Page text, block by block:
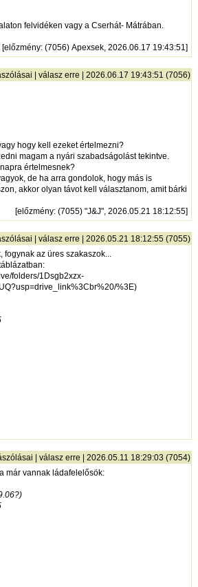
felvidéken vagy a Cserhát- Mátrában.
[előzmény: (7056) Apexsek, 2026.06.17 19:43:51]
|válasz erre | 2026.06.17 19:43:51 (7056)
hogy kell ezeket értelmezni?
magam a nyári szabadságolást tekintve.
értelmesnek?
de ha arra gondolok, hogy más is
akkor olyan távot kell választanom, amit bárki
[előzmény: (7055) "J&J", 2026.05.21 18:12:55]
|válasz erre | 2026.05.21 18:12:55 (7055)
az üres szakaszok...
folders/1Dsgb2xzx-
%3E)
|válasz erre | 2026.05.11 18:29:03 (7054)
már vannak ládafelelősök: